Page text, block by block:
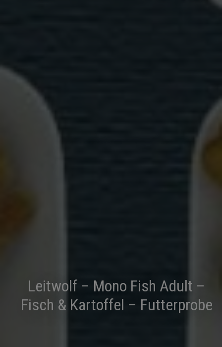
Leitwolf – Mono Fish Adult –
Fisch & Kartoffel – Futterprobe